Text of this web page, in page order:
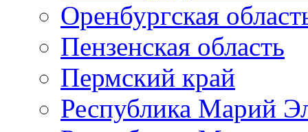
Оренбургская
Пензенская область
Пермский край
Республика Марий